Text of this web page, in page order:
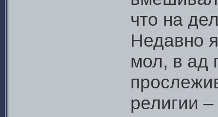
что на
Недавно
мол, в ад
религии